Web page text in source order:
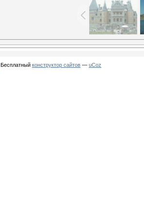
Бесплатный конструктор сайтов — uCoz